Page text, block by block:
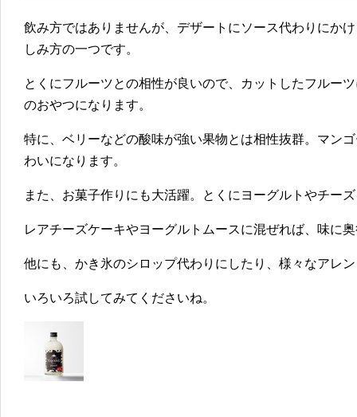
飲み方ではありませんが、デザートにソース代わりにか
しみ方の一つです。
とくにフルーツとの相性が良いので、カットしたフルー
のおやつになります。
特に、ベリーなどの酸味が強い果物とは相性抜群。マン
わいになります。
また、お菓子作りにも大活躍。とくにヨーグルトやチー
レアチーズケーキやヨーグルトムースに混ぜれば、味に
他にも、かき氷のシロップ代わりにしたり、様々なアレ
いろいろ試してみてくださいね。